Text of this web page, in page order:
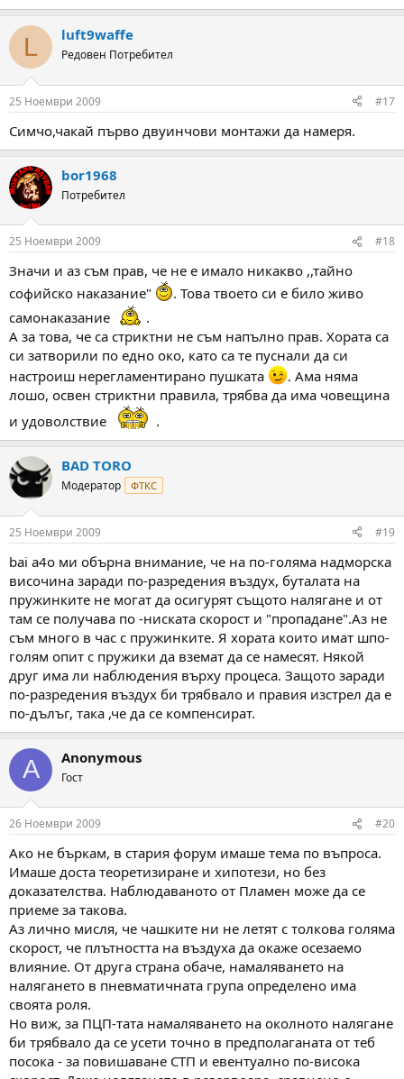
L luft9waffe
Редовен Потребител
25 Ноември 2009 #17
Симчо,чакай първо двуинчови монтажи да намеря.
bor1968
Потребител
25 Ноември 2009 #18
Значи и аз съм прав, че не е имало никакво ,,тайно
софийско наказание"
. Това твоето си е било живо
самонаказание
.
А за това, че са стриктни не съм напълно прав. Хората са
си затворили по едно око, като са те пуснали да си
настроиш нерегламентирано пушката
. Ама няма
лошо, освен стриктни правила, трябва да има човещина
и удоволствие
.
BAD TORO
Модератор ФТКС
25 Ноември 2009 #19
bai a4o ми обърна внимание, че на по-голяма надморска
височина заради по-разредения въздух, буталата на
пружинките не могат да осигурят същото налягане и от
там се получава по -ниската скорост и "пропадане".Аз не
съм много в час с пружинките. Я хората които имат шпо-
голям опит с пружики да вземат да се намесят. Някой
друг има ли наблюдения върху процеса. Защото заради
по-разредения въздух би трябвало и правия изстрел да е
по-дълъг, така ,че да се компенсират.
A Anonymous
Гост
26 Ноември 2009 #20
Ако не бъркам, в стария форум имаше тема по въпроса.
Имаше доста теоретизиране и хипотези, но без
доказателства. Наблюдаваното от Пламен може да се
приеме за такова.
Аз лично мисля, че чашките ни не летят с толкова голяма
скорост, че плътността на въздуха да окаже осезаемо
влияние. От друга страна обаче, намаляването на
налягането в пневматичната група определено има
своята роля.
Но виж, за ПЦП-тата намаляването на околното налягане
би трябвало да се усети точно в предполаганата от теб
посока - за повишаване СТП и евентуално по-висока